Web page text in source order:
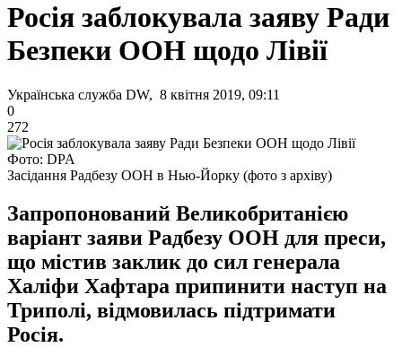
Росія заблокувала заяву Ради
Безпеки ООН щодо Лівії
Українська служба DW, 8 квітня 2019, 09:11
0
272
Фото: DPA
Засідання Радбезу ООН в Нью-Йорку (фото з архіву)
Запропонований Великобританією
варіант заяви Радбезу ООН для преси,
що містив заклик до сил генерала
Халіфи Хафтара припинити наступ на
Триполі, відмовилась підтримати
Росія.